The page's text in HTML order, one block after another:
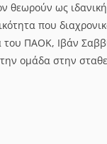
θεωρούν ως
που
του ΠΑΟΚ, Ιβάν
ομάδα στην